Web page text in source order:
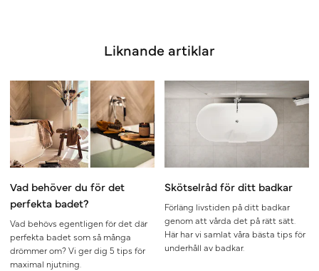
Liknande artiklar
Vad behöver du för det
perfekta badet?
Vad behövs egentligen för det där
perfekta badet som så många
drömmer om? Vi ger dig 5 tips för
maximal njutning.
Skötselråd för ditt badkar
Förläng livstiden på ditt badkar
genom att vårda det på rätt sätt.
Här har vi samlat våra bästa tips för
underhåll av badkar.